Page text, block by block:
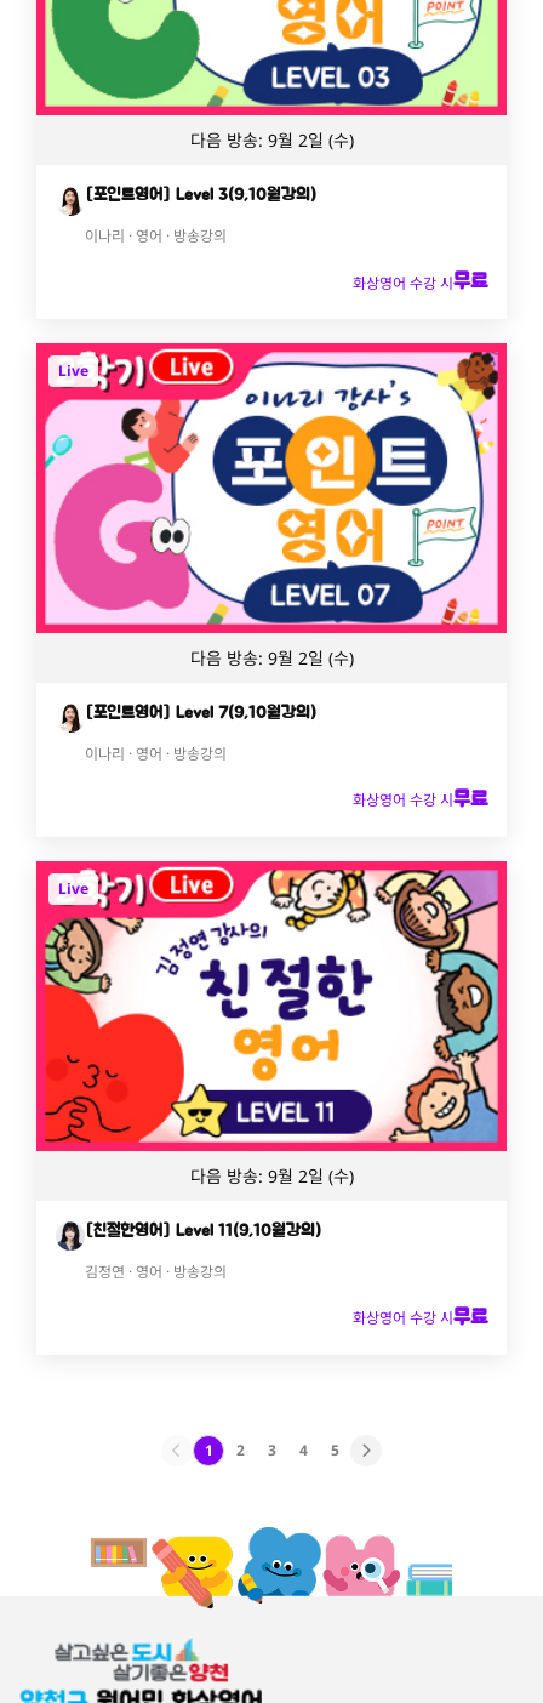
다음 방송: 9월 2일 (수)
[포인트영어] Level 3(9,10월강의)
이나리 · 영어 · 방송강의
화상영어 수강 시무료
Live
다음 방송: 9월 2일 (수)
[포인트영어] Level 7(9,10월강의)
이나리 · 영어 · 방송강의
화상영어 수강 시무료
Live
다음 방송: 9월 2일 (수)
[친절한영어] Level 11(9,10월강의)
김정연 · 영어 · 방송강의
화상영어 수강 시무료
1 2 3 4 5